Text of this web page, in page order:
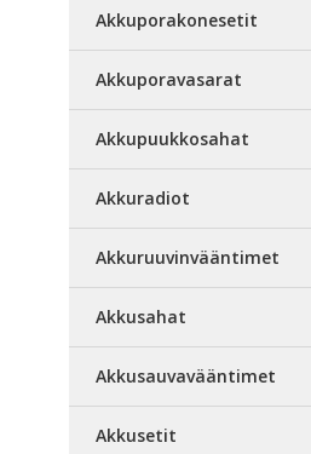
Akkuporakonesetit
Akkuporavasarat
Akkupuukkosahat
Akkuradiot
Akkuruuvinvääntimet
Akkusahat
Akkusauvavääntimet
Akkusetit